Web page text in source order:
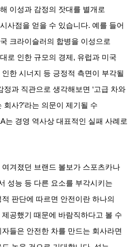
이성과 감정의 잣대를 별개로
사점을 얻을 수 있습니다.예를 들어
크라이슬러의 합병을 이성으로
로 인한 규모의 경제 , 유럽과 미국
한 시너지 등 긍정적 측면이 부각될
정과 직관으로 생각해보면 ‘고급 차와
회사?’라는 의문이 제기될 수
는 경영 역사상 대표적인 실패 사례로
겨졌던 브랜드 볼보가 스포츠카나
성능 등 다른 요소를 부각시키는
판단에 따르면 안전이란 하나의
공했기 때문에 바람직하다고 볼 수
들은 안전한 차를 만드는 회사라면